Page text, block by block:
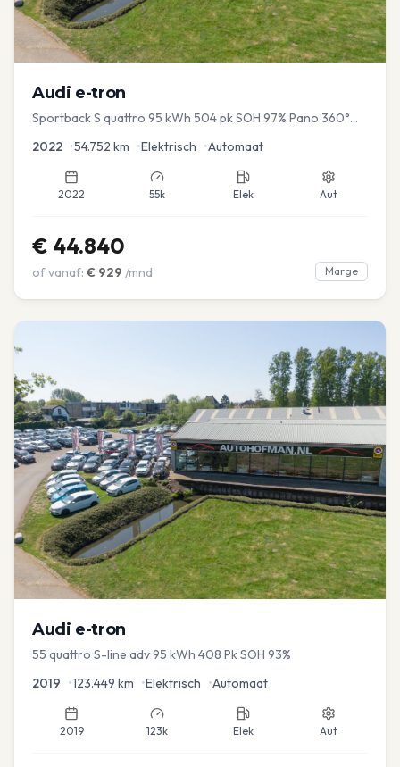
Audi e-tron
Sportback S quattro 95 kWh 504 pk SOH 97% Pano 360°
2022 •54.752 km •Elektrisch •Automaat
2022 55k Elek Aut
€ 44.840
of vanaf: € 929 /mnd Marge
Audi e-tron
55 quattro S-line adv 95 kWh 408 Pk SOH 93%
2019 •123.449 km •Elektrisch •Automaat
2019 123k Elek Aut